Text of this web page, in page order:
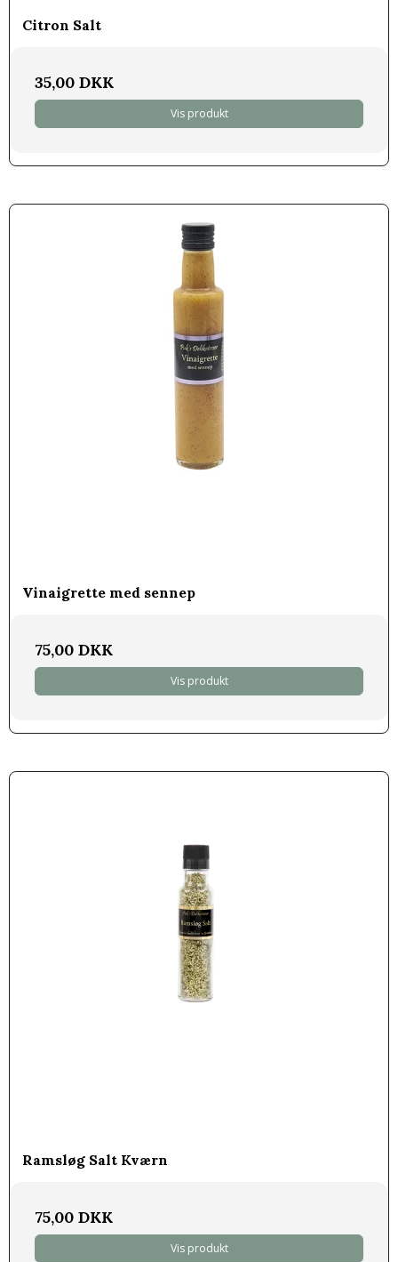
Citron Salt
35,00 DKK
Vis produkt
Vinaigrette med sennep
75,00 DKK
Vis produkt
Ramsløg Salt Kværn
75,00 DKK
Vis produkt